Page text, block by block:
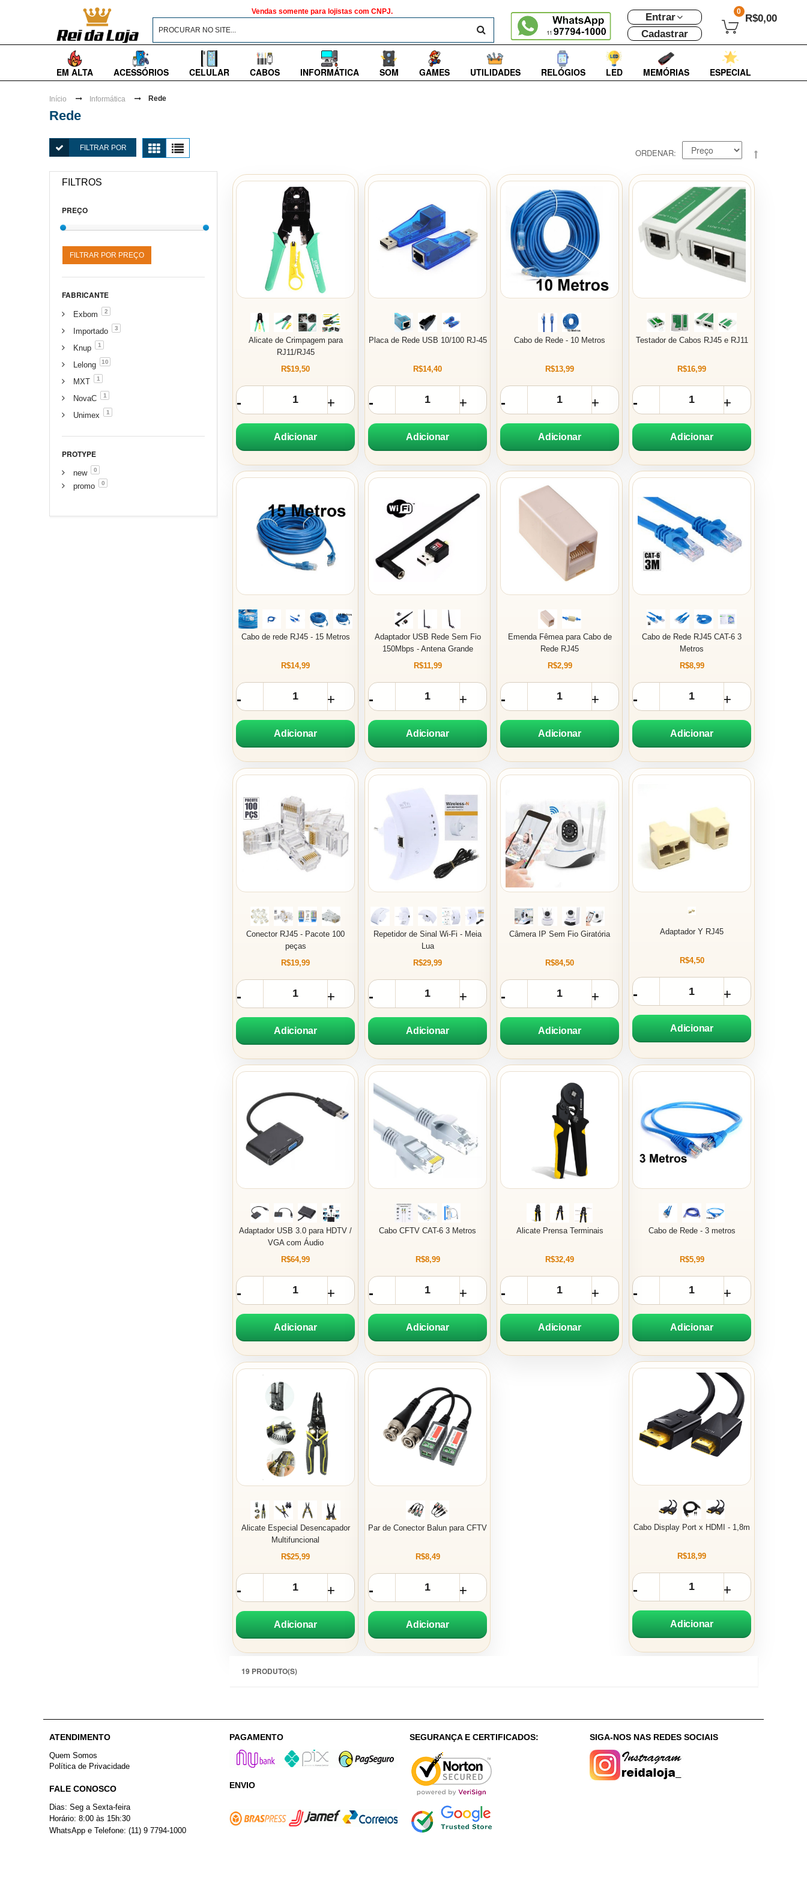
Vendas somente para lojistas com CNPJ.
BUSCAR
Entrar
Cadastrar
0
R$0,00
EM ALTA ACESSÓRIOS CELULAR CABOS INFORMÁTICA SOM GAMES UTILIDADES RELÓGIOS LED MEMÓRIAS ESPECIAL
Início Informática Rede
Rede
FILTRAR POR ORDENAR
FILTROS
PREÇO
FILTRAR POR PREÇO
FABRICANTE
Exbom 2
Importado 3
Knup 1
Lelong 10
MXT 1
NovaC 1
Unimex 1
PROTYPE
new 0
promo 0
Alicate de Crimpagem para
RJ11/RJ45
R$19,50
Adicionar
Placa de Rede USB 10/100 RJ-45
R$14,40
Adicionar
Cabo de Rede - 10 Metros
R$13,99
Adicionar
Testador de Cabos RJ45 e RJ11
R$16,99
Adicionar
Cabo de rede RJ45 - 15 Metros
R$14,99
Adicionar
Adaptador USB Rede Sem Fio
150Mbps - Antena Grande
R$11,99
Adicionar
Emenda Fêmea para Cabo de
Rede RJ45
R$2,99
Adicionar
Cabo de Rede RJ45 CAT-6 3
Metros
R$8,99
Adicionar
Conector RJ45 - Pacote 100
peças
R$19,99
Adicionar
Repetidor de Sinal Wi-Fi - Meia
Lua
R$29,99
Adicionar
Câmera IP Sem Fio Giratória
R$84,50
Adicionar
Adaptador Y RJ45
R$4,50
Adicionar
Cabo de Rede - 3 metros
R$5,99
Adicionar
Adaptador USB 3.0 para HDTV /
VGA com Áudio
R$64,99
Adicionar
Cabo CFTV CAT-6 3 Metros
R$8,99
Adicionar
Alicate Prensa Terminais
R$32,49
Adicionar
Cabo Display Port x HDMI - 1,8m
R$18,99
Adicionar
Alicate Especial Desencapador
Multifuncional
R$25,99
Adicionar
Par de Conector Balun para CFTV
R$8,49
Adicionar
19 PRODUTO(S)
ATENDIMENTO
Quem Somos
Política de Privacidade
FALE CONOSCO
Dias: Seg a Sexta-feira
Horário: 8:00 às 15h:30
WhatsApp e Telefone: (11) 9 7794-1000
PAGAMENTO
ENVIO
SEGURANÇA E CERTIFICADOS: SIGA-NOS NAS REDES SOCIAIS